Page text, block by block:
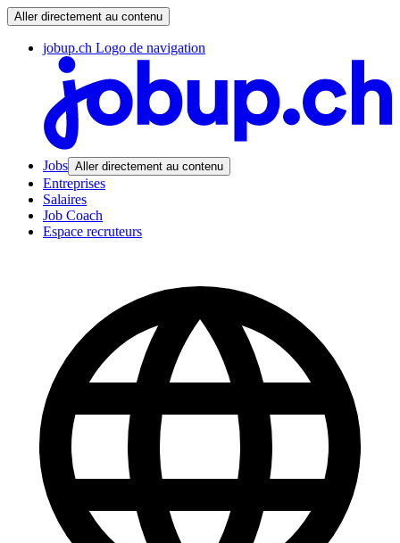
Aller directement au contenu
jobup.ch Logo de navigation
Jobs Aller directement au contenu
Entreprises
Salaires
Job Coach
Espace recruteurs